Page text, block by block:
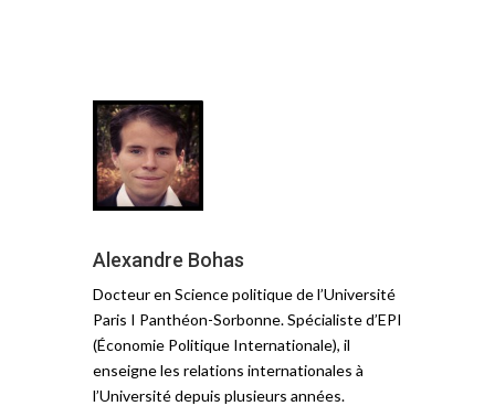
Alexandre Bohas
Docteur en Science politique de l’Université
Paris I Panthéon-Sorbonne. Spécialiste d’EPI
(Économie Politique Internationale), il
enseigne les relations internationales à
l’Université depuis plusieurs années.